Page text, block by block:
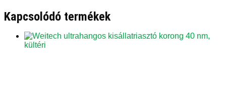
Kapcsolódó termékek